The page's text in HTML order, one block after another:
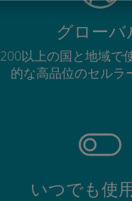
グローバ
200以上の国と地域で
的な高品位のセルラ
いつでも使